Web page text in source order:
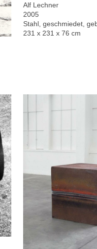
Alf Lechner
2005
Stahl, geschmiedet,
231 x 231 x 76 cm